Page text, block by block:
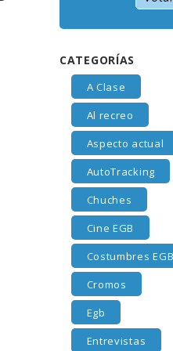
CATEGORÍAS
A Clase
Al recreo
Aspecto actual
AutoTracking
Chuches
Cine EGB
Costumbres EGB
Cromos
Egb
Entrevistas